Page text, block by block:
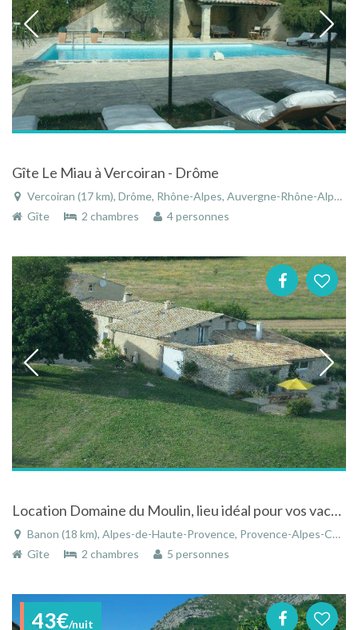
Gîte Le Miau à Vercoiran - Drôme
Vercoiran (17 km), Drôme, Rhône-Alpes, Auvergne-Rhône-Alpes, France
Gîte
2 chambres 4 personnes
Location Domaine du Moulin, lieu idéal pour vos vacances entre Provence et Luberon
Banon (18 km), Alpes-de-Haute-Provence, Provence-Alpes-Côte d'Azur, France
Gîte
2 chambres 5 personnes
43€/nuit